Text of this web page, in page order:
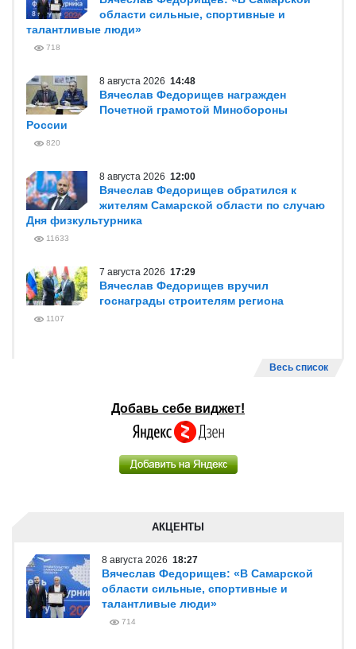
области сильные, спортивные и
талантливые люди»
718
8 августа 2026 14:48
Вячеслав Федорищев награжден
Почетной грамотой Минобороны
России
820
8 августа 2026 12:00
Вячеслав Федорищев обратился к
жителям Самарской области по случаю
Дня физкультурника
11633
7 августа 2026 17:29
Вячеслав Федорищев вручил
госнаграды строителям региона
1107
Весь список
Добавь себе виджет!
АКЦЕНТЫ
8 августа 2026 18:27
Вячеслав Федорищев: «В Самарской
области сильные, спортивные и
талантливые люди»
714